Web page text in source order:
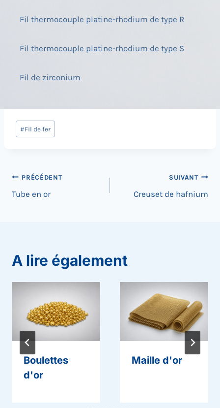
Fil thermocouple platine-rhodium de type R
Fil thermocouple platine-rhodium de type S
Fil de zirconium
Post
Tags
#Fil de fer
Navigation
de
PRÉCÉDENT
Tube en or
SUIVANT
Creuset de hafnium
A lire également
Boulettes
d'or
Maille d'or